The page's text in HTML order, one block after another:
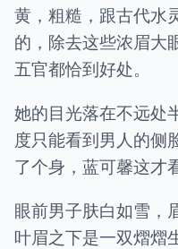
黄，粗糙，跟古代水
的，除去这些浓眉大
五官都恰到好处。
她的目光落在不远处
度只能看到男人的侧
了个身，蓝可馨这才
眼前男子肤白如雪，
叶眉之下是一双熠熠